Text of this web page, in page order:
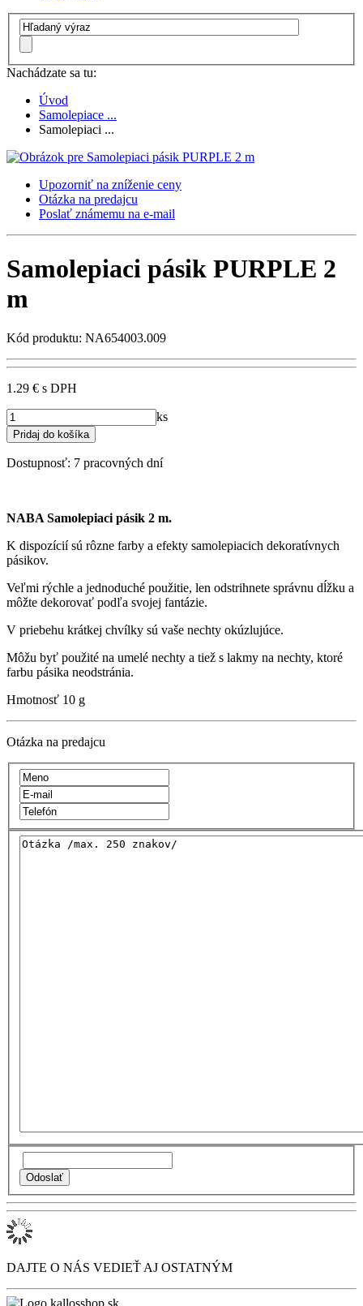
Nachádzate sa tu:
Úvod
Samolepiace ...
Samolepiaci ...
Upozorniť na zníženie ceny
Otázka na predajcu
Poslať známemu na e-mail
Samolepiaci pásik PURPLE 2
m
Kód produktu: NA654003.009
1.29 € s DPH
ks
Dostupnosť: 7 pracovných dní
NABA Samolepiaci pásik 2 m.
K dispozícií sú rôzne farby a efekty samolepiacich dekoratívnych
pásikov.
Veľmi rýchle a jednoduché použitie, len odstrihnete správnu dĺžku a
môžte dekorovať podľa svojej fantázie.
V priebehu krátkej chvílky sú vaše nechty okúzlujúce.
Môžu byť použité na umelé nechty a tiež s lakmy na nechty, ktoré
farbu pásika neodstránia.
Hmotnosť 10 g
Otázka na predajcu
DAJTE O NÁS VEDIEŤ AJ OSTATNÝM